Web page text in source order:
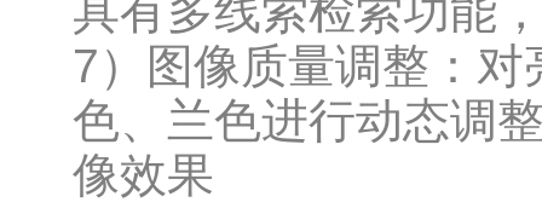
具有多线索检索功能
7）图像质量调整：
色、兰色进行动态调
像效果